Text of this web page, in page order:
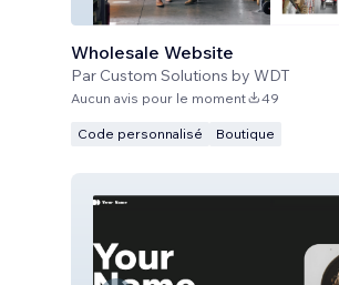
Wholesale Website
Par Custom Solutions by WDT
Aucun avis pour le moment 49
Code personnalisé Boutique